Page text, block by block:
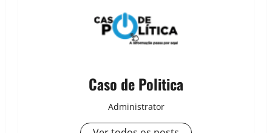
Caso de Politica
Administrator